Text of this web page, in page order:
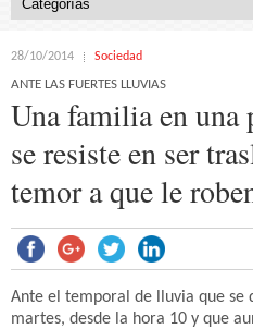
28/10/2014 Sociedad
ANTE LAS FUERTES LLUVIAS
Una familia en una
se resiste en ser
temor a que le
Ante el temporal de lluvia que se
martes, desde la hora 10 y que